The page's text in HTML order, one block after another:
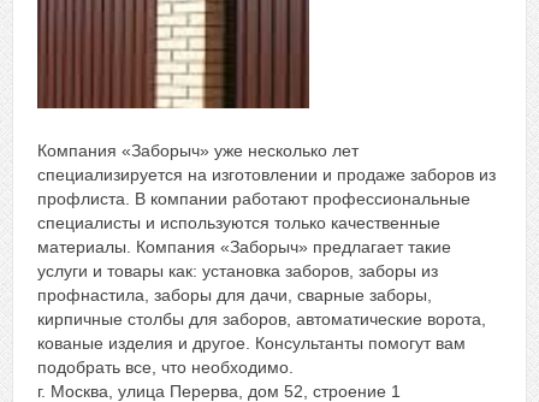
Компания «Заборыч» уже несколько лет
специализируется на изготовлении и продаже заборов из
профлиста. В компании работают профессиональные
специалисты и используются только качественные
материалы. Компания «Заборыч» предлагает такие
услуги и товары как: установка заборов, заборы из
профнастила, заборы для дачи, сварные заборы,
кирпичные столбы для заборов, автоматические ворота,
кованые изделия и другое. Консультанты помогут вам
подобрать все, что необходимо.
г. Москва, улица Перерва, дом 52, строение 1